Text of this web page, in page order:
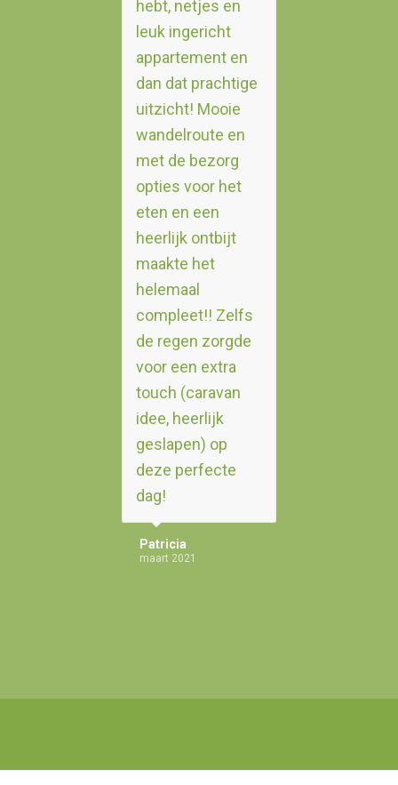
hebt, netjes en
leuk ingericht
appartement en
dan dat prachtige
uitzicht! Mooie
wandelroute en
met de bezorg
opties voor het
eten en een
heerlijk ontbijt
maakte het
helemaal
compleet!! Zelfs
de regen zorgde
voor een extra
touch (caravan
idee, heerlijk
geslapen) op
deze perfecte
dag!
Patricia
maart 2021